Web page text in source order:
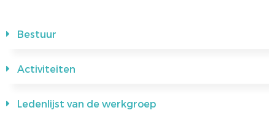
Bestuur
Activiteiten
Ledenlijst van de werkgroep